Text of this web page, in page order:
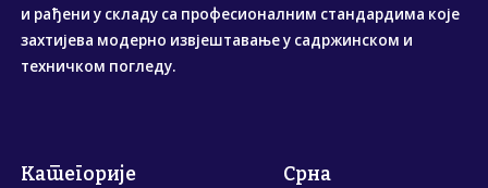
и рађени у складу са професионалним стандардима које
захтијева модерно извјештавање у садржинском и
техничком погледу.
Категорије Срна